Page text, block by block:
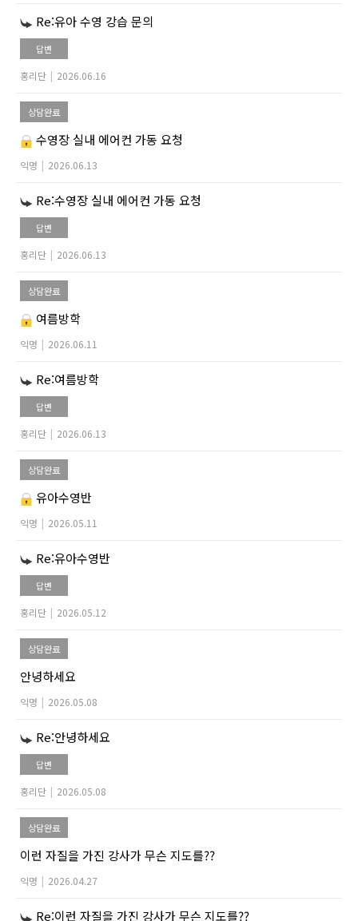
Re:유아 수영 강습 문의
답변
홍리단 | 2026.06.16
상담완료
수영장 실내 에어컨 가동 요청
익명 | 2026.06.13
Re:수영장 실내 에어컨 가동 요청
답변
홍리단 | 2026.06.13
상담완료
여름방학
익명 | 2026.06.11
Re:여름방학
답변
홍리단 | 2026.06.13
상담완료
유아수영반
익명 | 2026.05.11
Re:유아수영반
답변
홍리단 | 2026.05.12
상담완료
안녕하세요
익명 | 2026.05.08
Re:안녕하세요
답변
홍리단 | 2026.05.08
상담완료
이런 자질을 가진 강사가 무슨 지도를??
익명 | 2026.04.27
Re:이런 자질을 가진 강사가 무슨 지도를??